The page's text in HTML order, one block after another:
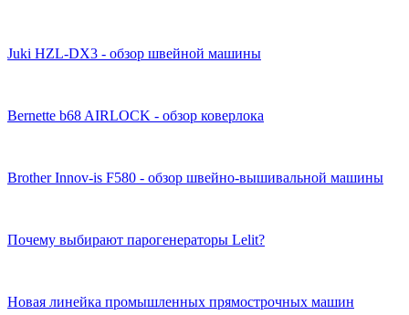
Juki HZL-DX3 - обзор швейной машины
Bernette b68 AIRLOCK - обзор коверлока
Brother Innov-is F580 - обзор швейно-вышивальной машины
Почему выбирают парогенераторы Lelit?
Новая линейка промышленных прямострочных машин